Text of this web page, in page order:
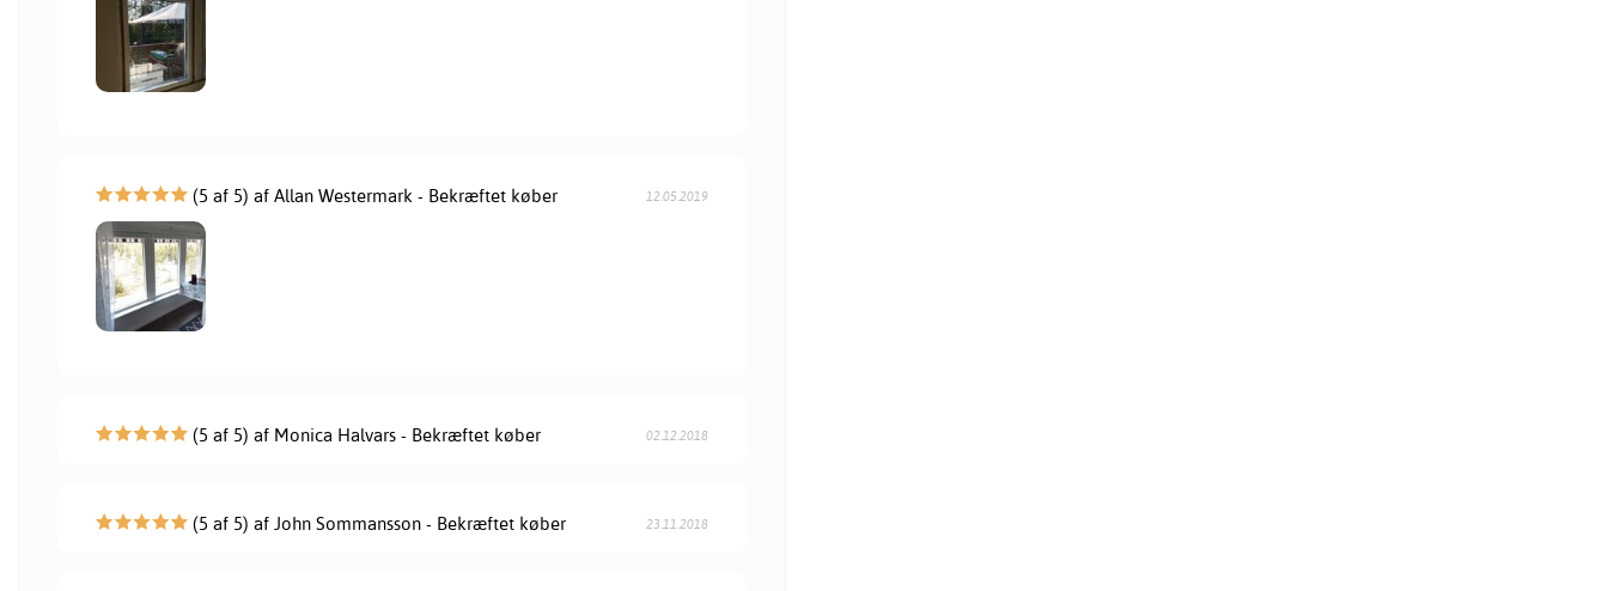
(5 af 5) af Allan Westermark - Bekræftet køber 12.05.2019
(5 af 5) af Monica Halvars - Bekræftet køber 02.12.2018
(5 af 5) af John Sommansson - Bekræftet køber 23.11.2018